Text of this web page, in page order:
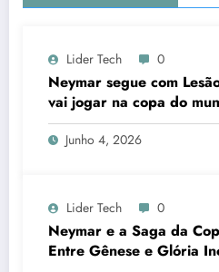
Lider Tech 0
Neymar segue com
vai jogar na copa do
Junho 4, 2026
Lider Tech 0
Neymar e a Saga da
Entre Gênese e Glória